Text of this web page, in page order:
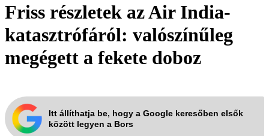
Friss részletek az Air India-
katasztrófáról: valószínűleg
megégett a fekete doboz
Itt állíthatja be, hogy a Google keresőben elsők
között legyen a Bors